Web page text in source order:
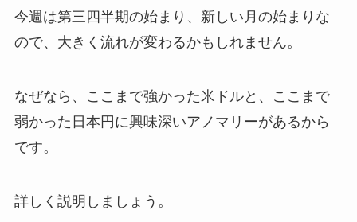
今週は第三四半期の始まり、新しい月の始まりな
ので、大きく流れが変わるかもしれません。
なぜなら、ここまで強かった米ドルと、ここまで
弱かった日本円に興味深いアノマリーがあるから
です。
詳しく説明しましょう。